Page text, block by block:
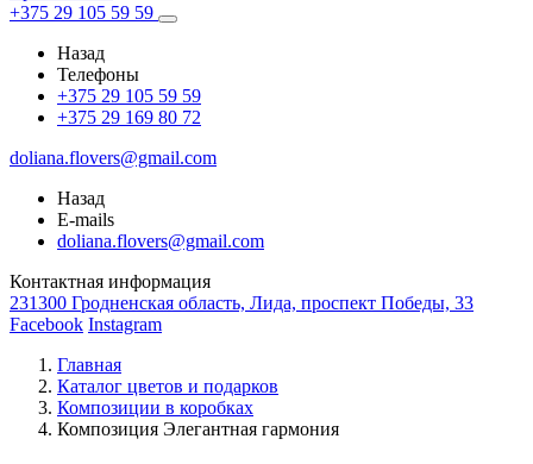
+375 29 105 59 59
Назад
Телефоны
+375 29 105 59 59
+375 29 169 80 72
doliana.flovers@gmail.com
Назад
E-mails
doliana.flovers@gmail.com
Контактная информация
231300 Гродненская область, Лида, проспект Победы, 33
Facebook Instagram
Главная
Каталог цветов и подарков
Композиции в коробках
Композиция Элегантная гармония